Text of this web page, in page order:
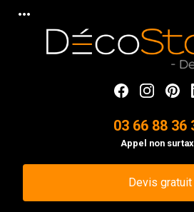
more_horiz
03 66 88 36
Appel non
Devis gratuit